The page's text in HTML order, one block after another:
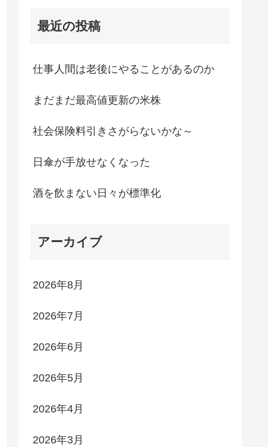
最近の投稿
仕事人間は老後にやることがあるのか
まだまだ最高値更新の米株
社会保険料引きさがらないかな～
日傘が手放せなくなった
酒を飲まない日々が標準化
アーカイブ
2026年8月
2026年7月
2026年6月
2026年5月
2026年4月
2026年3月